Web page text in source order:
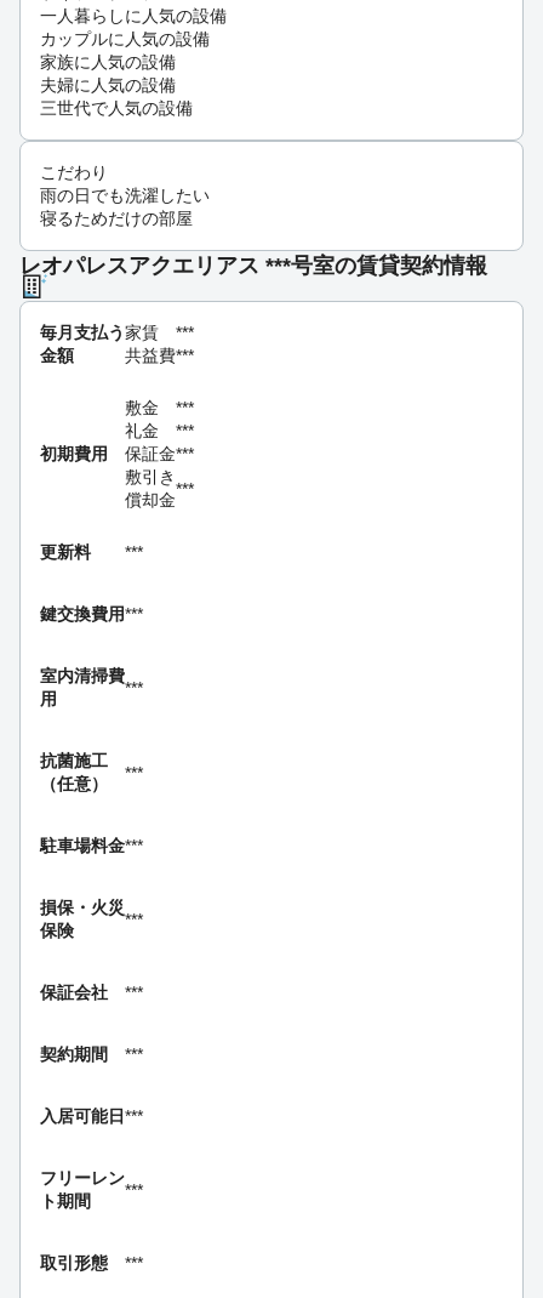
一人暮らしに人気の設備
カップルに人気の設備
家族に人気の設備
夫婦に人気の設備
三世代で人気の設備
こだわり
雨の日でも洗濯したい
寝るためだけの部屋
レオパレスアクエリアス ***号室の賃貸契約情報
毎月支払う
金額
家賃
***
共益費***
初期費用
敷金
***
礼金
***
保証金***
敷引き
償却金
***
更新料 ***
鍵交換費用***
室内清掃費
用
***
抗菌施工
（任意）
***
駐車場料金***
損保・ 火災
保険
***
保証会社 ***
契約期間 ***
入居可能日***
フリーレン
ト期間
***
取引形態 ***